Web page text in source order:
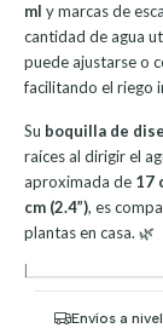
ml y marcas de
cantidad de agua
puede ajustarse o
facilitando el riego
Su boquilla de
raíces al dirigir el
aproximada de 17
cm (2.4”), es
plantas en casa. 🌿
Envíos a